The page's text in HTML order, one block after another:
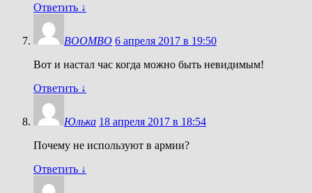
Ответить ↓
BOOMBO 6 апреля 2017 в 19:50
Вот и настал час когда можно быть невидимым!
Ответить ↓
Юлька 18 апреля 2017 в 18:54
Почему не используют в армии?
Ответить ↓